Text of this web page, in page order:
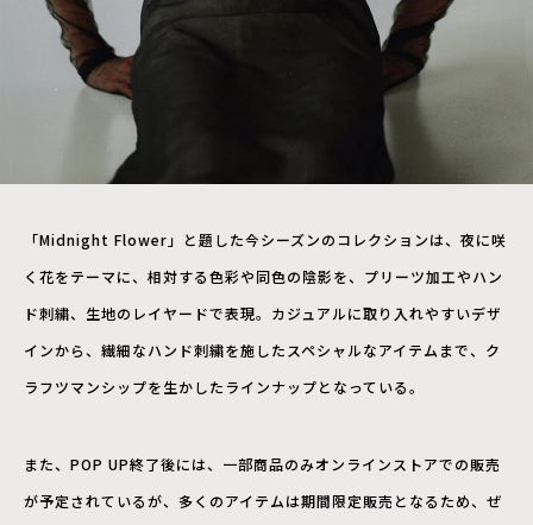
「Midnight Flower」と題した今シーズンのコレクションは、夜に咲
く花をテーマに、相対する色彩や同色の陰影を、プリーツ加工やハン
ド刺繍、生地のレイヤードで表現。カジュアルに取り入れやすいデザ
インから、繊細なハンド刺繍を施したスペシャルなアイテムまで、ク
ラフツマンシップを生かしたラインナップとなっている。
また、POP UP終了後には、一部商品のみオンラインストアでの販売
が予定されているが、多くのアイテムは期間限定販売となるため、ぜ